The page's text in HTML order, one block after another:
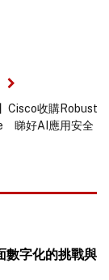
Cisco收購Robust
睇好AI應用安全
數字化的挑戰與